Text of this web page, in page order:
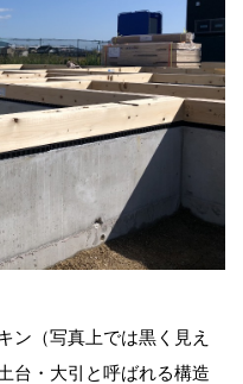
ン（写真上では黒く見え
台・大引と呼ばれる構造